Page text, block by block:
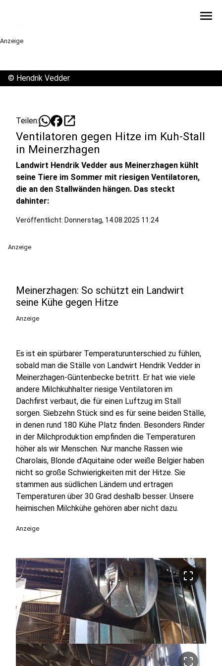
menu
Anzeige
© Hendrik Vedder
Teilen: open_in_new
Ventilatoren gegen Hitze im Kuh-Stall
in Meinerzhagen
Landwirt Hendrik Vedder aus Meinerzhagen kühlt
seine Tiere im Sommer mit riesigen Ventilatoren,
die an den Stallwänden hängen. Das steckt
dahinter:
Veröffentlicht: Donnerstag, 14.08.2025 11:24
Anzeige
Meinerzhagen: So schützt ein Landwirt
seine Kühe gegen Hitze
Anzeige
Es ist ein spürbarer Temperaturunterschied zu fühlen,
sobald man die Ställe von Landwirt Hendrik Vedder in
Meinerzhagen-Güntenbecke betritt. Er hat wie viele
andere Milchkuhhalter riesige Ventilatoren im
Dachfirst verbaut, die für einen Luftzug im Stall
sorgen. Siebzehn Stück sind es für seine beiden Ställe,
in denen rund 180 Kühe Platz finden. Besonders Rinder
in der Milchproduktion empfinden die Temperaturen
höher als wir Menschen. Nur manche Rassen wie
Charolais, Blonde d’Aquitaine oder weiße Belgier haben
nicht so große Schwierigkeiten mit der Hitze. Sie
stammen aus südlichen Ländern und ertragen
Temperaturen über 30 Grad deshalb besser. Unsere
heimischen Milchkühe gehören aber nicht dazu.
Anzeige
crop_free
crop_free